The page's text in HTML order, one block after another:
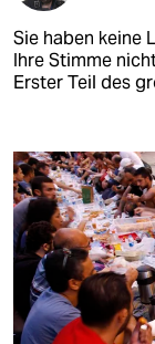
Sie haben keine
Ihre Stimme
Erster Teil des